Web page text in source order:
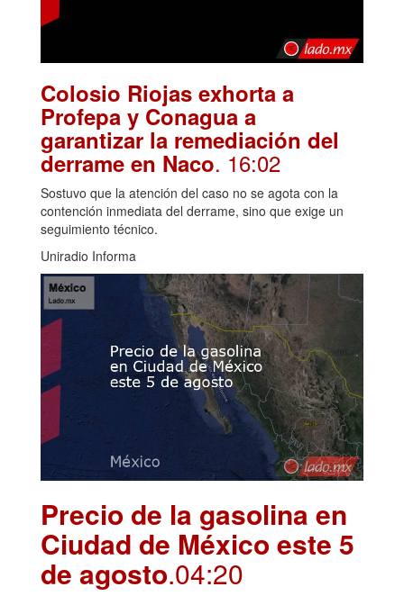
Colosio Riojas exhorta a
Profepa y Conagua a
garantizar la remediación del
derrame en Naco. 16:02
Sostuvo que la atención del caso no se agota con la
contención inmediata del derrame, sino que exige un
seguimiento técnico.
Uniradio Informa
Precio de la gasolina en
Ciudad de México este 5
de agosto.04:20